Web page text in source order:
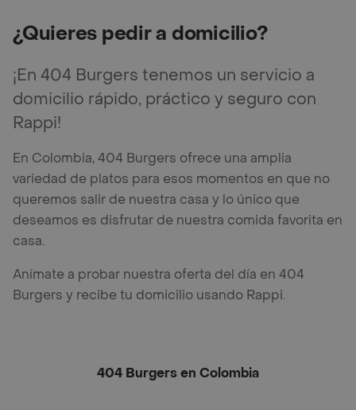
¿Quieres pedir a domicilio?
¡En 404 Burgers tenemos un servicio a
domicilio rápido, práctico y seguro con
Rappi!
En Colombia, 404 Burgers ofrece una amplia
variedad de platos para esos momentos en que no
queremos salir de nuestra casa y lo único que
deseamos es disfrutar de nuestra comida favorita en
casa.
Anímate a probar nuestra oferta del día en 404
Burgers y recibe tu domicilio usando Rappi.
404 Burgers en Colombia